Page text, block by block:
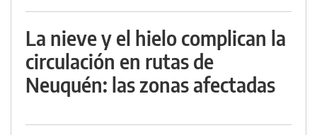
La nieve y el hielo complican la
circulación en rutas de
Neuquén: las zonas afectadas